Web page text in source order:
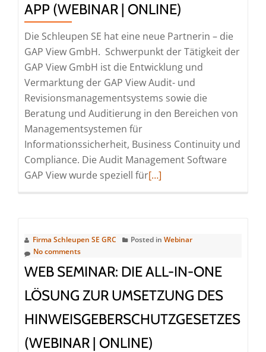
der
View
APP
(Webinar
|
Online)
APP (WEBINAR | ONLINE)
Die Schleupen SE hat eine neue Partnerin – die
GAP View GmbH. Schwerpunkt der Tätigkeit der
GAP View GmbH ist die Entwicklung und
Vermarktung der GAP View Audit- und
Revisionsmanagementsystems sowie die
Beratung und Auditierung in den Bereichen von
Managementsystemen für
Informationssicherheit, Business Continuity und
Compliance. Die Audit Management Software
GAP View wurde speziell fürRead
&
interner
und
Revisionen
mit
der
[…]
Firma Schleupen SE GRC Posted in Webinar
No comments
WEB SEMINAR: DIE ALL-IN-ONE
LÖSUNG ZUR UMSETZUNG DES
HINWEISGEBERSCHUTZGESETZES
(WEBINAR | ONLINE)